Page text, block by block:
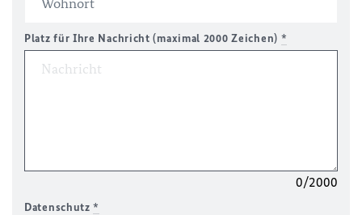
Platz für Ihre Nachricht (maximal 2000 Zeichen) *
0/2000
Datenschutz*